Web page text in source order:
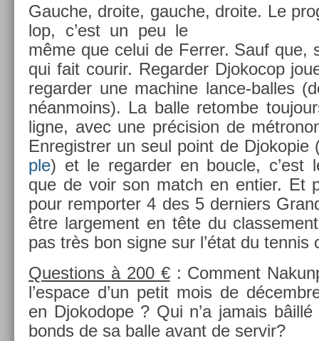
Gauc­he, droite, gauc­he, droite. Le
lop, c’est un peu le
même que celui de Ferr­er. Sauf que,
qui fait co­urir. Re­gard­er Djokocop
re­gard­er une mac­hine lance-balles
néan­moins). La balle re­tom­be
ligne, avec une précis­ion de
En­registr­er un seul point de Djokopie
ple) et le re­gard­er en bouc­le, c’est
que de voir son match en en­ti­er. Et
pour re­mport­er 4 des 5 de­rni­ers
être lar­ge­ment en tête du
pas très bon signe sur l’état du ten­nis
Ques­tions à 200 €: Com­ment
l’es­pace d’un petit mois de
en Djokodope ? Qui n’a jamais
bonds de sa balle avant de ser­vir?